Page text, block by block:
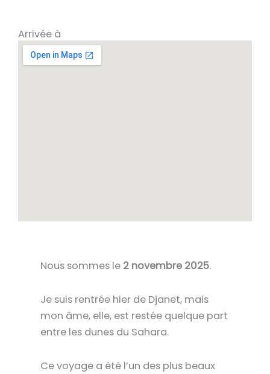
Arrivée à
Nous sommes le 2 novembre 2025.
Je suis rentrée hier de Djanet, mais
mon âme, elle, est restée quelque part
entre les dunes du Sahara.
Ce voyage a été l’un des plus beaux